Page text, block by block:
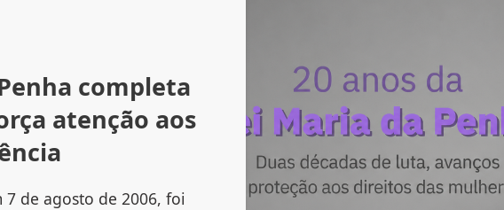
completa
atenção aos
7 de agosto de 2006, foi